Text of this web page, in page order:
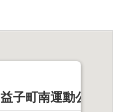
益子町南運動公園